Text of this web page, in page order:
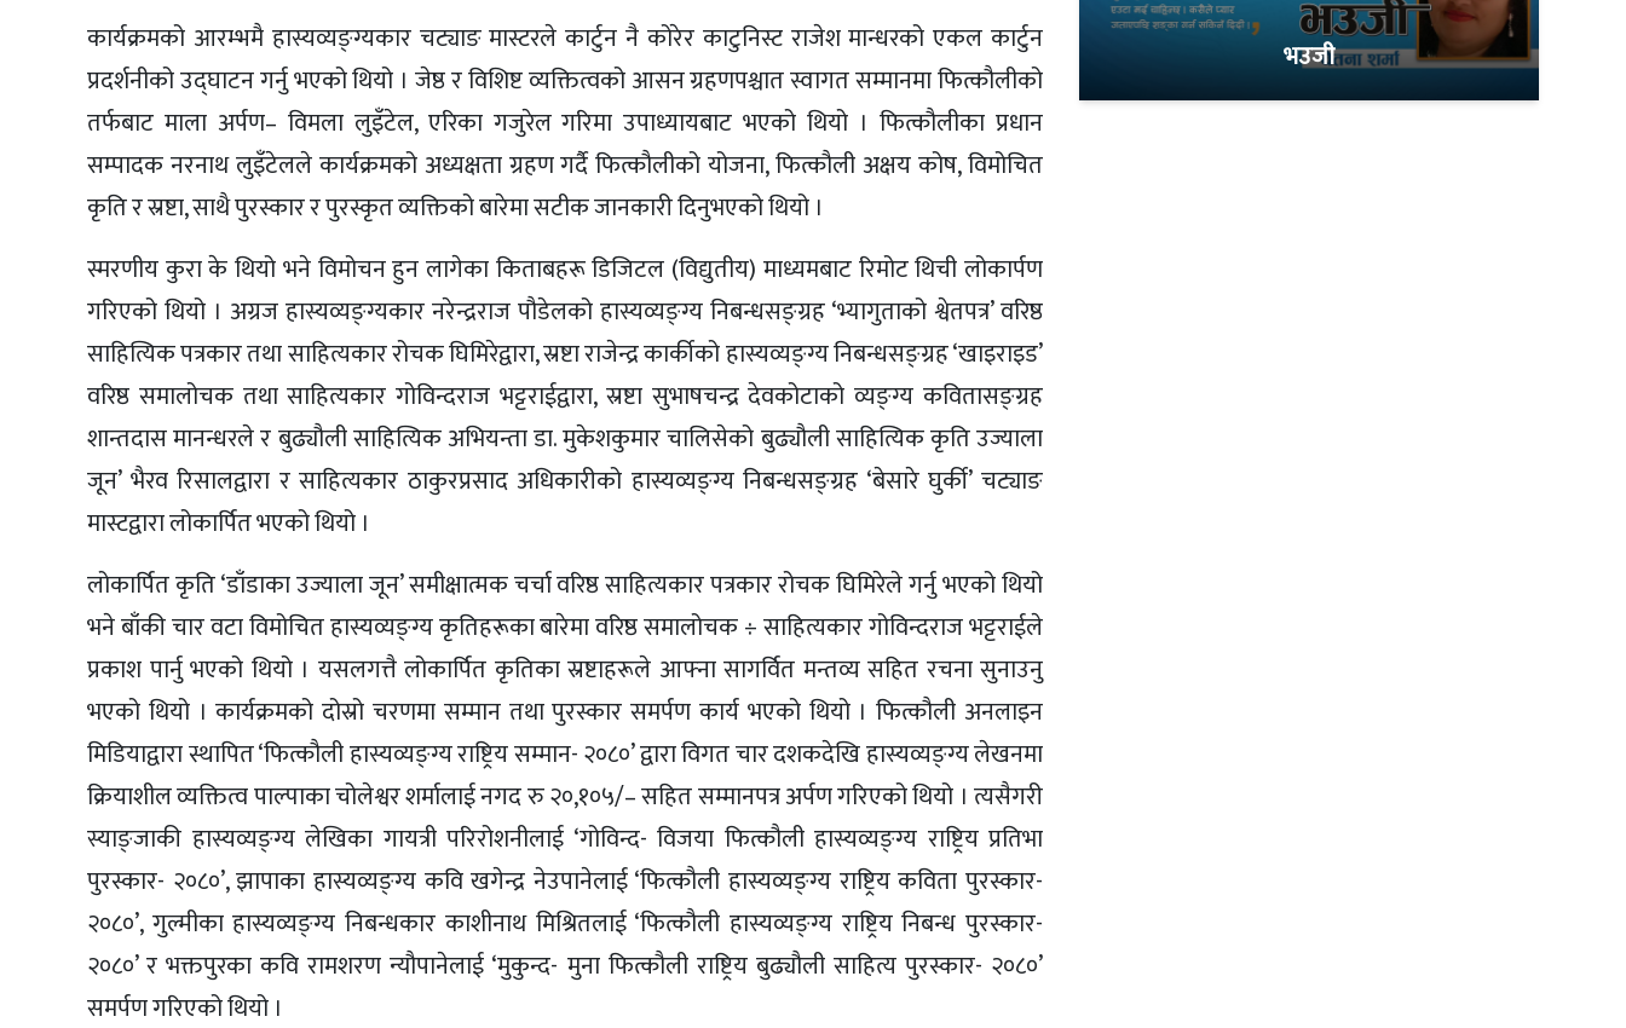
कार्यक्रमको आरम्भमै हास्यव्यङ्ग्यकार चट्याङ मास्टरले कार्टुन नै कोरेर काटुनिस्ट राजेश मान्धरको एकल कार्टुन
प्रदर्शनीको उद्घाटन गर्नु भएको थियो । जेष्ठ र विशिष्ट व्यक्तित्वको आसन ग्रहणपश्चात स्वागत सम्मानमा फित्कौलीको
तर्फबाट माला अर्पण– विमला लुइँटेल, एरिका गजुरेल गरिमा उपाध्यायबाट भएको थियो । फित्कौलीका प्रधान
सम्पादक नरनाथ लुइँटेलले कार्यक्रमको अध्यक्षता ग्रहण गर्दै फित्कौलीको योजना, फित्कौली अक्षय कोष, विमोचित
कृति र स्रष्टा, साथै पुरस्कार र पुरस्कृत व्यक्तिको बारेमा सटीक जानकारी दिनुभएको थियो ।
स्मरणीय कुरा के थियो भने विमोचन हुन लागेका किताबहरू डिजिटल (विद्युतीय) माध्यमबाट रिमोट थिची लोकार्पण
गरिएको थियो । अग्रज हास्यव्यङ्ग्यकार नरेन्द्रराज पौडेलको हास्यव्यङ्ग्य निबन्धसङ्ग्रह ‘भ्यागुताको श्वेतपत्र’ वरिष्ठ
साहित्यिक पत्रकार तथा साहित्यकार रोचक घिमिरेद्वारा, स्रष्टा राजेन्द्र कार्कीको हास्यव्यङ्ग्य निबन्धसङ्ग्रह ‘खाइराइड’
वरिष्ठ समालोचक तथा साहित्यकार गोविन्दराज भट्टराईद्वारा, स्रष्टा सुभाषचन्द्र देवकोटाको व्यङ्ग्य कवितासङ्ग्रह
शान्तदास मानन्धरले र बुढ्यौली साहित्यिक अभियन्ता डा. मुकेशकुमार चालिसेको बुढ्यौली साहित्यिक कृति उज्याला
जून’ भैरव रिसालद्वारा र साहित्यकार ठाकुरप्रसाद अधिकारीको हास्यव्यङ्ग्य निबन्धसङ्ग्रह ‘बेसारे घुर्की’ चट्याङ
मास्टद्वारा लोकार्पित भएको थियो ।
लोकार्पित कृति ‘डाँडाका उज्याला जून’ समीक्षात्मक चर्चा वरिष्ठ साहित्यकार पत्रकार रोचक घिमिरेले गर्नु भएको थियो
भने बाँकी चार वटा विमोचित हास्यव्यङ्ग्य कृतिहरूका बारेमा वरिष्ठ समालोचक ÷ साहित्यकार गोविन्दराज भट्टराईले
प्रकाश पार्नु भएको थियो । यसलगत्तै लोकार्पित कृतिका स्रष्टाहरूले आफ्ना सागर्वित मन्तव्य सहित रचना सुनाउनु
भएको थियो । कार्यक्रमको दोस्रो चरणमा सम्मान तथा पुरस्कार समर्पण कार्य भएको थियो । फित्कौली अनलाइन
मिडियाद्वारा स्थापित ‘फित्कौली हास्यव्यङ्ग्य राष्ट्रिय सम्मान- २०८०’ द्वारा विगत चार दशकदेखि हास्यव्यङ्ग्य लेखनमा
क्रियाशील व्यक्तित्व पाल्पाका चोलेश्वर शर्मालाई नगद रु २०,१०५/– सहित सम्मानपत्र अर्पण गरिएको थियो । त्यसैगरी
स्याङ्जाकी हास्यव्यङ्ग्य लेखिका गायत्री परिरोशनीलाई ‘गोविन्द- विजया फित्कौली हास्यव्यङ्ग्य राष्ट्रिय प्रतिभा
पुरस्कार- २०८०’, झापाका हास्यव्यङ्ग्य कवि खगेन्द्र नेउपानेलाई ‘फित्कौली हास्यव्यङ्ग्य राष्ट्रिय कविता पुरस्कार-
२०८०’, गुल्मीका हास्यव्यङ्ग्य निबन्धकार काशीनाथ मिश्रितलाई ‘फित्कौली हास्यव्यङ्ग्य राष्ट्रिय निबन्ध पुरस्कार-
२०८०’ र भक्तपुरका कवि रामशरण न्यौपानेलाई ‘मुकुन्द- मुना फित्कौली राष्ट्रिय बुढ्यौली साहित्य पुरस्कार- २०८०’
समर्पण गरिएको थियो ।
भउजी